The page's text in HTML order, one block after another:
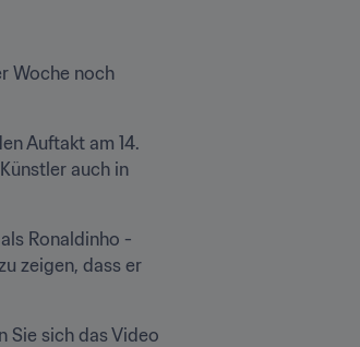
Woche noch
Auftakt am 14.
auch in
Ronaldinho -
zeigen, dass er
Sie sich das Video